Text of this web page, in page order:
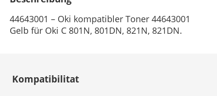
44643001 – Oki kompatibler Toner 44643001
Gelb für Oki C 801N, 801DN, 821N, 821DN.
Kompatibilitat